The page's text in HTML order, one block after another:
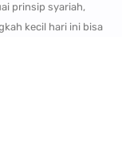
prinsip syariah,
kecil hari ini bisa